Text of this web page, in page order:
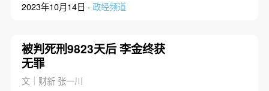
2023年10月14日 · 政经频道
被判死刑9823天后 李金终获
无罪
文｜财新 张一川